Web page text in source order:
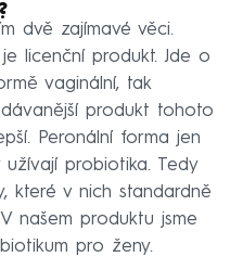
dvě zajímavé věci.
licenční produkt. Jde o
vaginální, tak
produkt tohoto
Peronální forma jen
probiotika. Tedy
které v nich standardně
našem produktu jsme
pro ženy.